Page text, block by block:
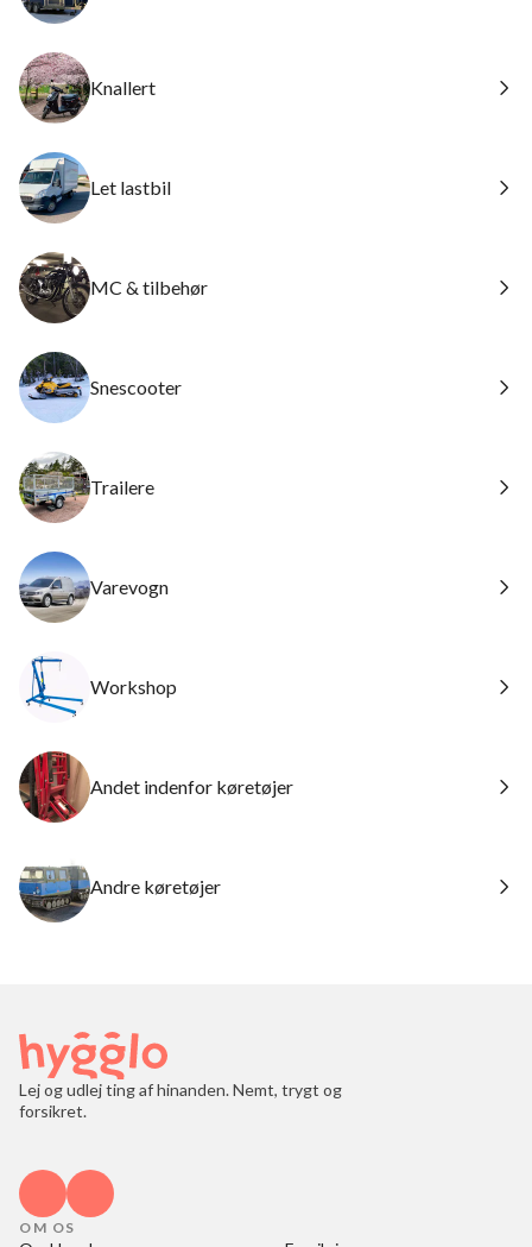
Knallert
Let lastbil
MC & tilbehør
Snescooter
Trailere
Varevogn
Workshop
Andet indenfor køretøjer
Andre køretøjer
Lej og udlej ting af hinanden. Nemt, trygt og
forsikret.
OM OS